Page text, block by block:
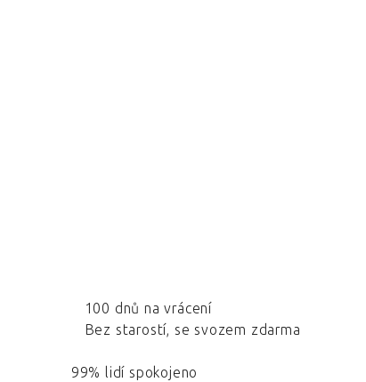
100 dnů na vrácení
Bez starostí, se svozem zdarma
99% lidí spokojeno